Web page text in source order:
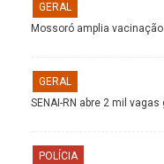
GERAL
Mossoró amplia
GERAL
SENAI-RN abre 2 mil
POLÍCIA